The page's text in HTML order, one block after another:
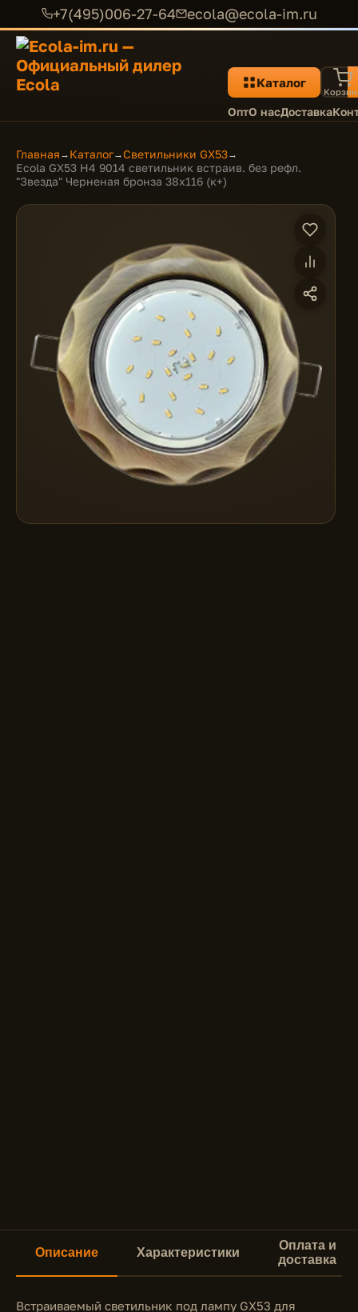
+7(495)006-27-64 ecola@ecola-im.ru
Каталог
ОптО насДоставка
Главная → Каталог→Светильники GX53→
Ecola GX53 H4 9014 светильник встраив. без рефл.
"Звезда" Черненая бронза 38x116 (к+)
Описание Характеристики
Оплата и
доставка
Встраиваемый светильник под лампу GX53 для